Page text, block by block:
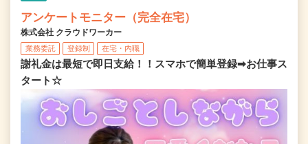
アンケートモニター（完全在宅）
株式会社 クラウドワーカー
業務委託 登録制 在宅・内職
謝礼金は最短で即日支給！！スマホで簡単登録➡お仕事ス
タート☆